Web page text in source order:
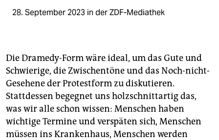
28. September 2023 in der ZDF-Mediathek
Die Dramedy-Form wäre ideal, um das Gute und
Schwierige, die Zwischentöne und das Noch-nicht-
Gesehene der Protestform zu diskutieren.
Stattdessen begegnet uns holzschnittartig das,
was wir alle schon wissen: Menschen haben
wichtige Termine und verspäten sich, Menschen
müssen ins Krankenhaus, Menschen werden